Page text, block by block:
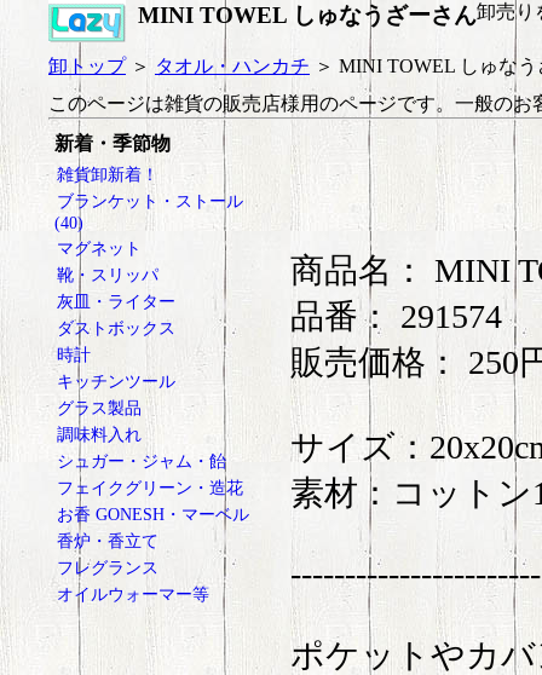
MINI TOWEL しゅなうざーさん卸売り
卸トップ＞ タオル・ハンカチ ＞ MINI TOWEL しゅな
このページは雑貨の販売店様用のページです。一般の
商品名： MINI
品番： 291574
販売価格： 250
サイズ：
素材：コットン
ポケットやカ
新着・季節物
雑貨卸新着！
ブランケット・ストール
(40)
マグネット
靴・スリッパ
灰皿・ライター
ダストボックス
時計
キッチンツール
グラス製品
調味料入れ
シュガー・ジャム・飴
フェイクグリーン・造花
お香 GONESH・マーベル
香炉・香立て
フレグランス
オイルウォーマー等